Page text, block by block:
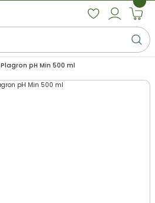
Plagron pH Min 500 ml